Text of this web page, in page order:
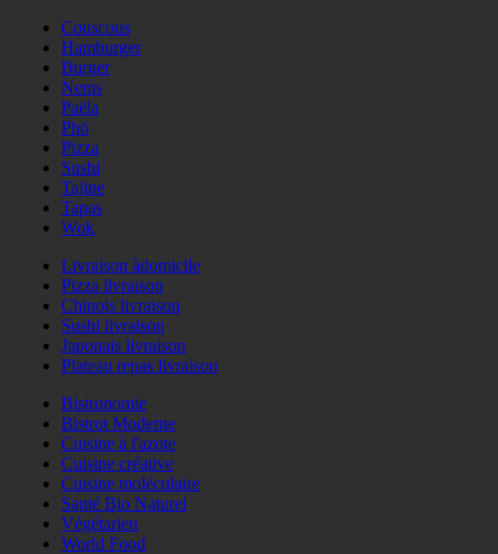
Couscous
Hamburger
Burger
Nems
Paëla
Phö
Pizza
Sushi
Tajine
Tapas
Wok
Livraison àdomicile
Pizza livraison
Chinois livraison
Sushi livraison
Japonais livraison
Plateau repas livraison
Bistronomie
Bistrot Moderne
Cuisine à l'azote
Cuisine créative
Cuisine moléculaire
Santé Bio Naturel
Végétarien
World Food